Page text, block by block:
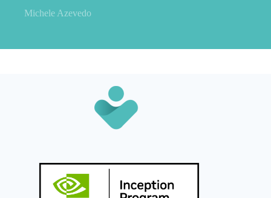
Michele Azevedo